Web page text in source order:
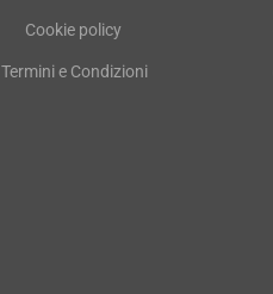
Cookie policy
Termini e Condizioni